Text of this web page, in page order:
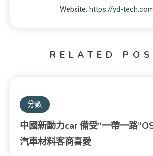
Website: https://yd-
RELATED
分數
中國新動力car 備受“一帶一路
汽車材料客商喜愛